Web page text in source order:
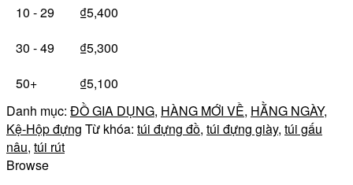
10 - 29
₫5,400
30 - 49
₫5,300
50+
₫5,100
Danh mục: ĐỒ GIA DỤNG, HÀNG MỚI VỀ, HẰNG NGÀY,
Kệ-Hộp đựng Từ khóa: túi đựng đồ, túi đựng giày, túi gấu
nâu, túi rút
Browse